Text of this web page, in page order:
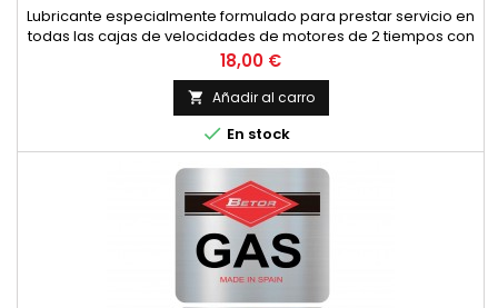
Lubricante especialmente formulado para prestar servicio en
todas las cajas de velocidades de motores de 2 tiempos con
embrague sumergido, donde el constructor recomienda un
lubricante de viscosidad SAE 10W40 y API GL4. (HONDA,
YAMAHA, SUZUKI, KAWASAKI, ETC.).Asimismo, es
recomendable su uso en todos los grupos de finales de
ciclomotores y scooters con...
Precio
18,00 €
 Añadir al carro
 En stock